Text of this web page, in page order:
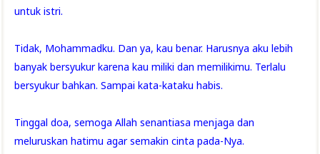
untuk istri.
Tidak, Mohammadku. Dan ya, kau benar. Harusnya aku lebih
banyak bersyukur karena kau miliki dan memilikimu. Terlalu
bersyukur bahkan. Sampai kata-kataku habis.
Tinggal doa, semoga Allah senantiasa menjaga dan
meluruskan hatimu agar semakin cinta pada-Nya.